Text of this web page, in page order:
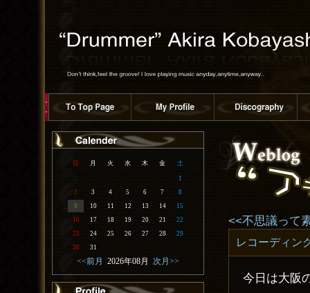
<<不思議って
レコーディン
今日は大阪
日 月 火 水 木 金 土
1
2
3 4 5 6 7
8
9
10 11 12 13 14
15
16
17 18 19 20 21
22
23
24 25 26 27 28
29
30
31
<<前月 2026年08月 次月>>